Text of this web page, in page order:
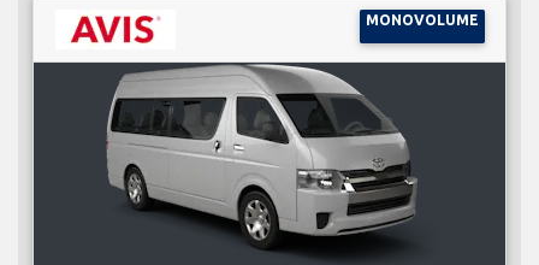
MONOVOLUME